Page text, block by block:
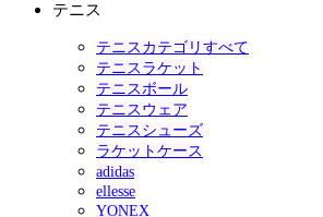
テニス
テニスカテゴリすべて
テニスラケット
テニスボール
テニスウェア
テニスシューズ
ラケットケース
adidas
ellesse
YONEX